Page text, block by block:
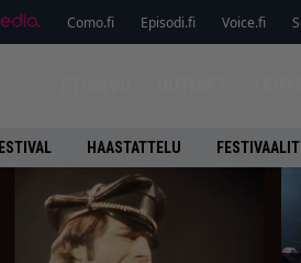
Como.fi Episodi.fi Voice.fi
HAASTATTELU FESTIVAALIT